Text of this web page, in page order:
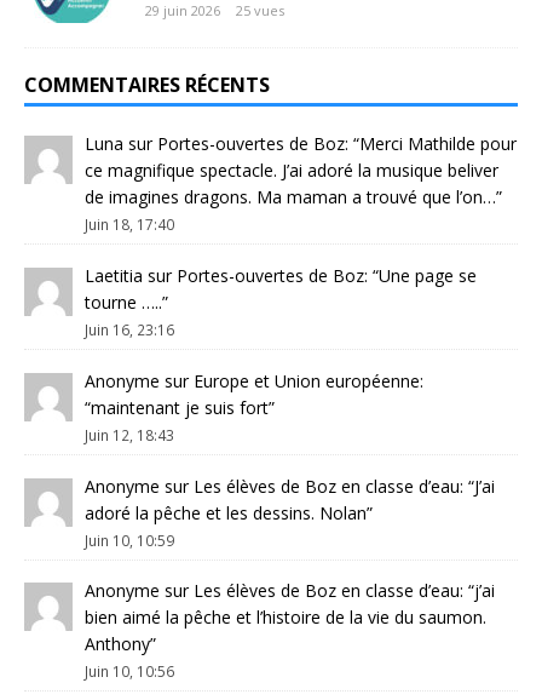
29 juin 2026 25 vues
COMMENTAIRES RÉCENTS
Luna sur Portes-ouvertes de Boz: “Merci Mathilde pour
ce magnifique spectacle. J’ai adoré la musique beliver
de imagines dragons. Ma maman a trouvé que l’on…”
Juin 18, 17:40
Laetitia sur Portes-ouvertes de Boz: “Une page se
tourne …..”
Juin 16, 23:16
Anonyme sur Europe et Union européenne:
“maintenant je suis fort”
Juin 12, 18:43
Anonyme sur Les élèves de Boz en classe d’eau: “J’ai
adoré la pêche et les dessins. Nolan”
Juin 10, 10:59
Anonyme sur Les élèves de Boz en classe d’eau: “j’ai
bien aimé la pêche et l’histoire de la vie du saumon.
Anthony”
Juin 10, 10:56